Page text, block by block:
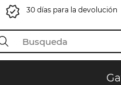
30 días para la devolución